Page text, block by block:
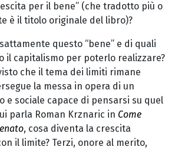
per il bene” (che tradotto più o
è il titolo originale del libro)?
questo “bene” e di quali
il capitalismo per poterlo realizzare?
che il tema dei limiti rimane
la messa in opera di un
e sociale capace di pensarsi su quel
parla Roman Krznaric in Come
, cosa diventa la crescita
il limite? Terzi, onore al merito,